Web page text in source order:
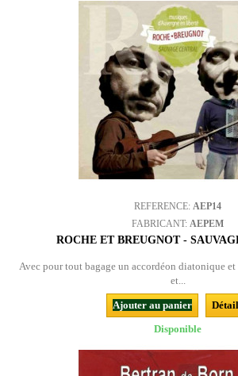
REFERENCE: AEP14
FABRICANT: AEPEM
ROCHE ET BREUGNOT -
Avec pour tout bagage un accordéon diatonique
et...
Ajouter au panier
Disponible